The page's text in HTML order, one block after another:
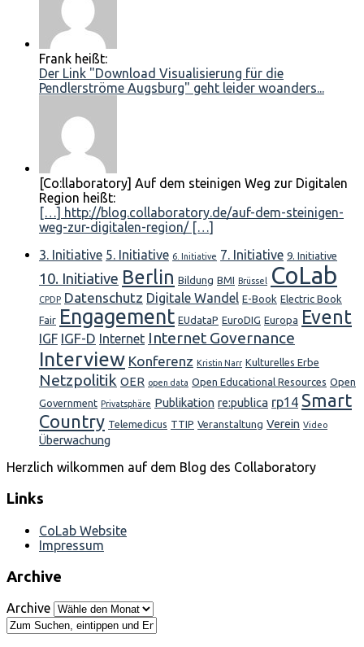
Frank heißt:
Der Link "Download Visualisierung für die
Pendlerströme Augsburg" geht leider woanders...
[Co:llaboratory] Auf dem steinigen Weg zur Digitalen
Region heißt:
[…] http://blog.collaboratory.de/auf-dem-steinigen-
weg-zur-digitalen-region/ […]
3. Initiative 5. Initiative 6. Initiative 7. Initiative 9. Initiative
10. Initiative Berlin Bildung BMI Brüssel CoLab
CPDP Datenschutz Digitale Wandel E-Book Electric Book
Fair Engagement EUdataP EuroDIG Europa Event
IGF IGF-D Internet Internet Governance
Interview Konferenz Kristin Narr Kulturelles Erbe
Netzpolitik OER open data Open Educational Resources Open
Government Privatsphäre Publikation re:publica rp14 Smart
Country Telemedicus TTIP Veranstaltung Verein Video
Überwachung
Herzlich wilkommen auf dem Blog des Collaboratory
Links
CoLab Website
Impressum
Archive
Archive